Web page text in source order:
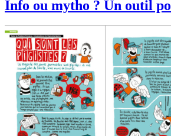
Info ou mytho ? Un outil